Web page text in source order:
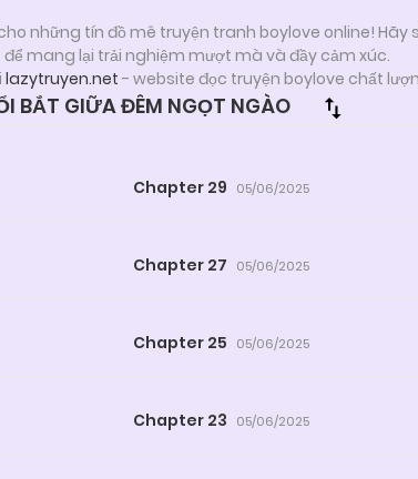
những tín đồ mê truyện tranh boylove online!
mang lại trải nghiệm mượt mà và đầy cảm xúc.
lazytruyen.net - website đọc truyện boylove chất
BẮT GIỮA ĐÊM NGỌT NGÀO
Chapter 29 05/06/2025
Chapter 27 05/06/2025
Chapter 25 05/06/2025
Chapter 23 05/06/2025